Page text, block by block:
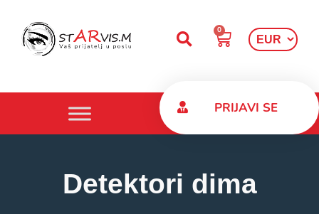
0
PRIJAVI SE
Detektori dima